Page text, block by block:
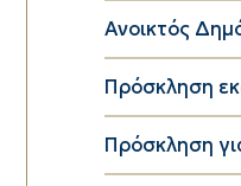
Ανοικτός
Πρόσκληση
Πρόσκληση